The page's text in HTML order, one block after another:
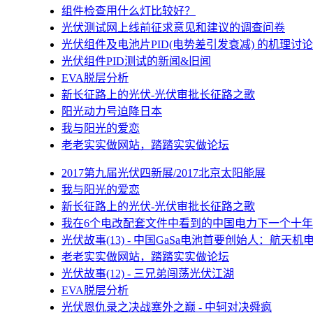
组件检查用什么灯比较好？
光伏测试网上线前征求意见和建议的调查问卷
光伏组件及电池片PID(电势差引发衰减) 的机理讨论
光伏组件PID测试的新闻&旧闻
EVA脱层分析
新长征路上的光伏-光伏审批长征路之歌
阳光动力号迫降日本
我与阳光的爱恋
老老实实做网站，踏踏实实做论坛
2017第九届光伏四新展/2017北京太阳能展
我与阳光的爱恋
新长征路上的光伏-光伏审批长征路之歌
我在6个电改配套文件中看到的中国电力下一个十年
光伏故事(13) - 中国GaSa电池首要创始人：航天机
老老实实做网站，踏踏实实做论坛
光伏故事(12) - 三兄弟闯荡光伏江湖
EVA脱层分析
光伏恩仇录之决战塞外之巅 - 中轲对决舜疯